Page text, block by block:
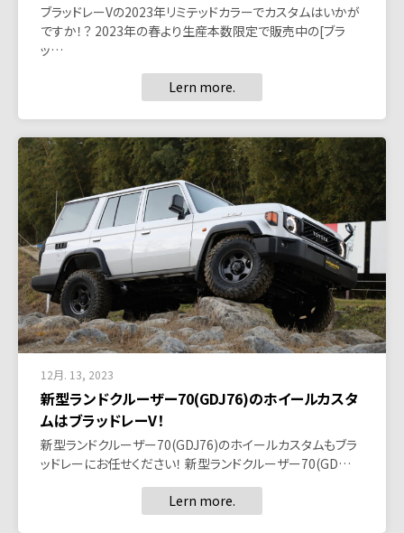
ブラッドレーVの2023年リミテッドカラーでカスタムはいかが
ですか！？ 2023年の春より生産本数限定で販売中の[ブラ
ッ…
Lern more.
12月. 13, 2023
新型ランドクルーザー70(GDJ76)のホイールカスタ
ムはブラッドレーV！
新型ランドクルーザー70(GDJ76)のホイールカスタムもブラ
ッドレーにお任せください！ 新型ランドクルーザー70(GD…
Lern more.